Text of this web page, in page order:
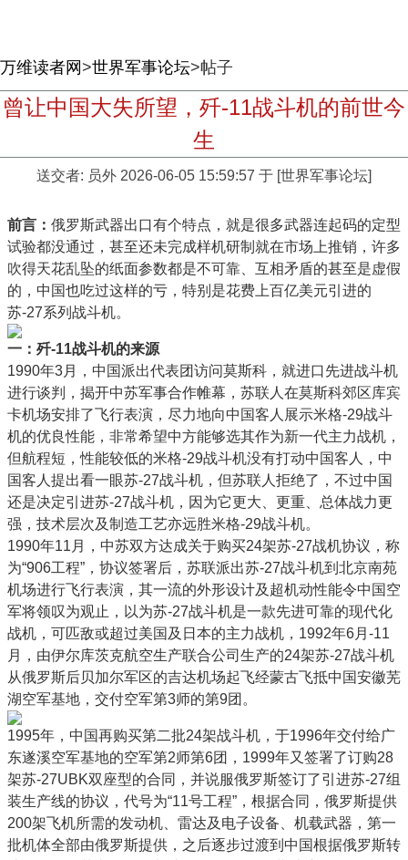
万维读者网 >世界军事论坛>帖子
曾让中国大失所望，歼-11战斗机的前世今
生
送交者: 员外 2026-06-05 15:59:57 于 [世界军事论坛]
前言： 俄罗斯武器出口有个特点，就是很多武器连起码的定型
试验都没通过，甚至还未完成样机研制就在市场上推销，许多
吹得天花乱坠的纸面参数都是不可靠、互相矛盾的甚至是虚假
的，中国也吃过这样的亏，特别是花费上百亿美元引进的
苏-27系列战斗机。
一：歼-11战斗机的来源
1990年3月，中国派出代表团访问莫斯科，就进口先进战斗机
进行谈判，揭开中苏军事合作帷幕，苏联人在莫斯科郊区库宾
卡机场安排了飞行表演，尽力地向中国客人展示米格-29战斗
机的优良性能，非常希望中方能够选其作为新一代主力战机，
但航程短，性能较低的米格-29战斗机没有打动中国客人，中
国客人提出看一眼苏-27战斗机，但苏联人拒绝了，不过中国
还是决定引进苏-27战斗机，因为它更大、更重、总体战力更
强，技术层次及制造工艺亦远胜米格-29战斗机。
1990年11月，中苏双方达成关于购买24架苏-27战机协议，称
为“906工程”，协议签署后，苏联派出苏-27战斗机到北京南苑
机场进行飞行表演，其一流的外形设计及超机动性能令中国空
军将领叹为观止，以为苏-27战斗机是一款先进可靠的现代化
战机，可匹敌或超过美国及日本的主力战机，1992年6月-11
月，由伊尔库茨克航空生产联合公司生产的24架苏-27战斗机
从俄罗斯后贝加尔军区的吉达机场起飞经蒙古飞抵中国安徽芜
湖空军基地，交付空军第3师的第9团。
1995年，中国再购买第二批24架战斗机，于1996年交付给广
东遂溪空军基地的空军第2师第6团，1999年又签署了订购28
架苏-27UBK双座型的合同，并说服俄罗斯签订了引进苏-27组
装生产线的协议，代号为“11号工程”，根据合同，俄罗斯提供
200架飞机所需的发动机、雷达及电子设备、机载武器，第一
批机体全部由俄罗斯提供，之后逐步过渡到中国根据俄罗斯转